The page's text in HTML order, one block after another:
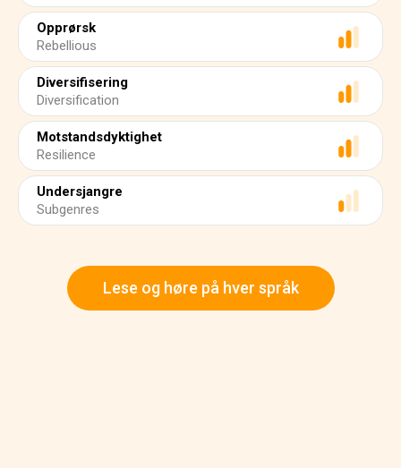
Opprørsk
Rebellious
Diversifisering
Diversification
Motstandsdyktighet
Resilience
Undersjangre
Subgenres
Lese og høre på hver språk